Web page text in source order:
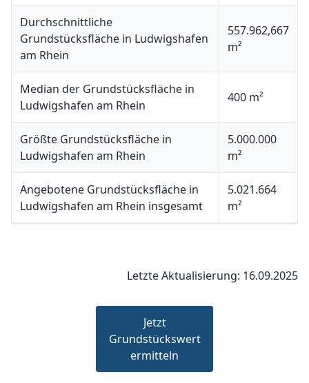
Durchschnittliche
Grundstücksfläche in Ludwigshafen
am Rhein
557.962,667
m²
Median der Grundstücksfläche in
Ludwigshafen am Rhein
400 m²
Größte Grundstücksfläche in
Ludwigshafen am Rhein
5.000.000
m²
Angebotene Grundstücksfläche in
Ludwigshafen am Rhein insgesamt
5.021.664
m²
Letzte Aktualisierung: 16.09.2025
Jetzt
Grundstückswert
ermitteln